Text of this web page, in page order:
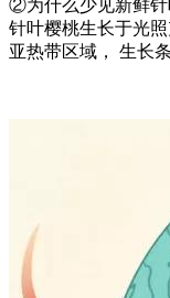
②为什么少见新鲜针
针叶樱桃生长于光
亚热带区域， 生长